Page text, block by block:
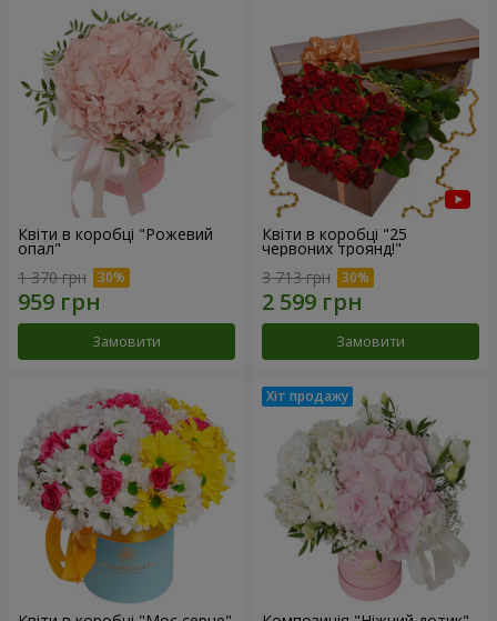
Квіти в коробці "Рожевий
опал"
1 370 грн
Замовити
Квіти в коробці "25
червоних троянд!"
3 713 грн
Замовити